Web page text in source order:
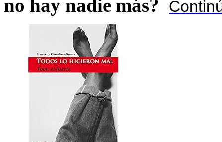
no hay nadie más?